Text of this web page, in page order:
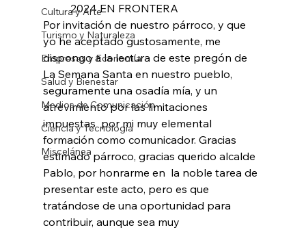
Cultura y Arte
Turismo y Naturaleza
Empresas y Economía
Salud y Bienestar
Medios de Comunicación
Ciencia y Tecnología
Miscelánea
2024 EN FRONTERA
Por invitación de nuestro párroco, y que
yo he aceptado gustosamente, me
dispongo a la lectura de este pregón de
La Semana Santa en nuestro pueblo,
seguramente una osadía mía, y un
atrevimiento por las limitaciones
impuestas  por mi muy elemental
formación como comunicador. Gracias
estimado párroco, gracias querido alcalde
Pablo, por honrarme en  la noble tarea de
presentar este acto, pero es que
tratándose de una oportunidad para
contribuir, aunque sea muy